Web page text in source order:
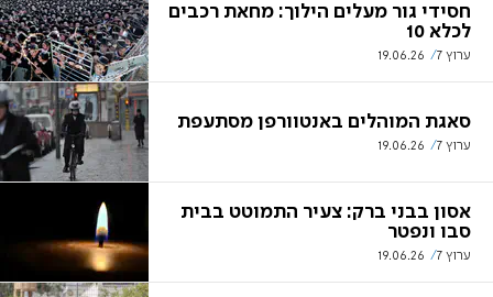
חסידי גור מעלים הילוך: מחאת רכבים
לכלא 10
ערוץ 7 19.06.26
סאגת המוהלים באנטוורפן מסתעפת
ערוץ 7 19.06.26
אסון בבני ברק: צעיר התמוטט בבית
סבו ונפטר
ערוץ 7 19.06.26